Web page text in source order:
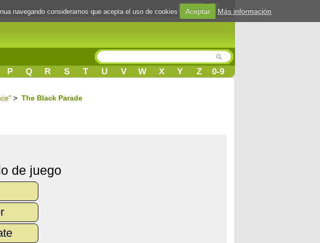
Login
P Q R S T U V W X Y Z 0-9
> The Black Parade
de juego
navegando consideramos que acepta el uso de cookies Aceptar Más información